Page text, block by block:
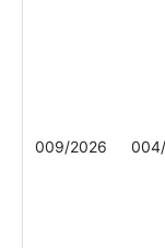
009/2026